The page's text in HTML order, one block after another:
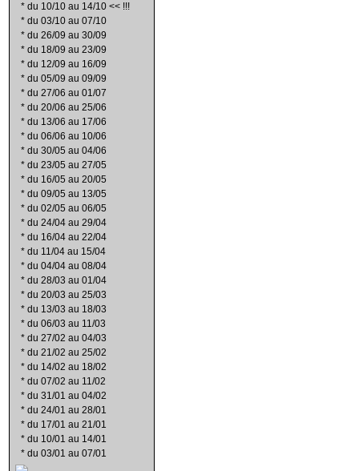
* du 10/10 au 14/10 << !!!
* du 03/10 au 07/10
* du 26/09 au 30/09
* du 18/09 au 23/09
* du 12/09 au 16/09
* du 05/09 au 09/09
* du 27/06 au 01/07
* du 20/06 au 25/06
* du 13/06 au 17/06
* du 06/06 au 10/06
* du 30/05 au 04/06
* du 23/05 au 27/05
* du 16/05 au 20/05
* du 09/05 au 13/05
* du 02/05 au 06/05
* du 24/04 au 29/04
* du 16/04 au 22/04
* du 11/04 au 15/04
* du 04/04 au 08/04
* du 28/03 au 01/04
* du 20/03 au 25/03
* du 13/03 au 18/03
* du 06/03 au 11/03
* du 27/02 au 04/03
* du 21/02 au 25/02
* du 14/02 au 18/02
* du 07/02 au 11/02
* du 31/01 au 04/02
* du 24/01 au 28/01
* du 17/01 au 21/01
* du 10/01 au 14/01
* du 03/01 au 07/01